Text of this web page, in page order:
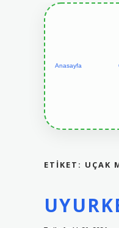
Anasayfa
ETIKET: UÇAK